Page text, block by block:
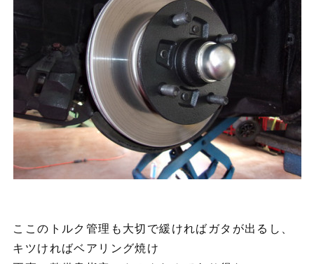
ここのトルク管理も大切で緩ければガタが出るし、
キツければベアリング焼け